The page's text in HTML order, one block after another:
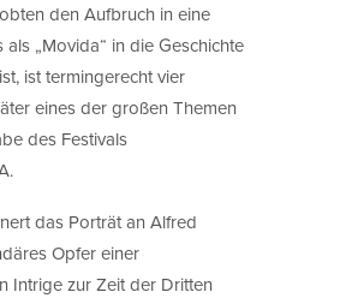
den Aufbruch in eine
als „Movida“ in die Geschichte
ist termingerecht vier
eines der großen Themen
des Festivals
das Porträt an Alfred
Opfer einer
Intrige zur Zeit der Dritten